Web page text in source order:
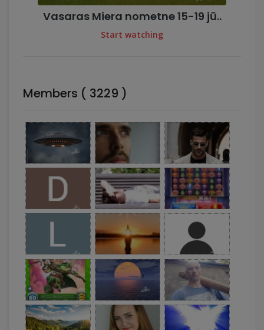
Vasaras Miera nometne 15-19 jū..
Start watching
Members ( 3229 )